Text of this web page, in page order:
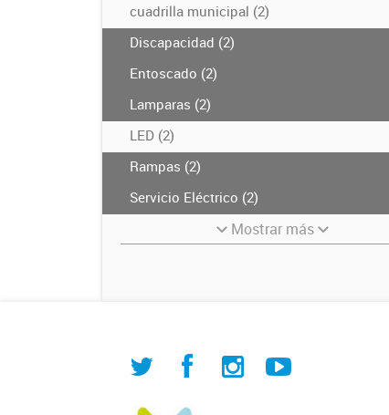
cuadrilla municipal (2)
Discapacidad (2)
Entoscado (2)
Lamparas (2)
LED (2)
Rampas (2)
Servicio Eléctrico (2)
Mostrar más